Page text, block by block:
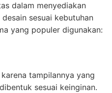
dalam menyediakan
sesuai kebutuhan
yang populer digunakan:
tampilannya yang
sesuai keinginan.